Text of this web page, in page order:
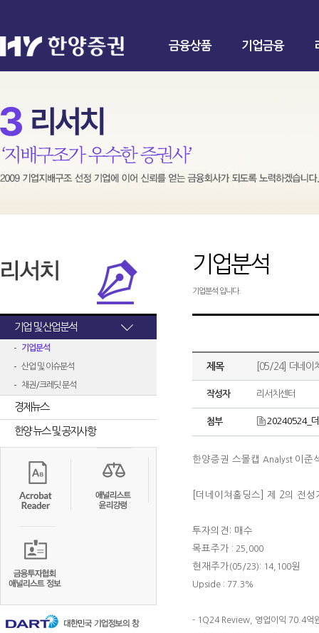
금융상품 기업금융
기업 및 산업분석
기업분석
산업 및 이슈분석
채권/크레딧 분석
경제뉴스
한양 뉴스 및 공지사항
기업분석
기업분석 입니다.
제목 [05/24] 더네이
작성자 리서치센터
첨부 20240524_
한양증권 스몰캡 Analyst 이준
[더네이쳐홀딩스] 제 2의 전성
투자의견: 매수
목표주가 : 25,000
현재주가(05/23): 14,100원
Upside : 77.3%
- 1Q24 Review, 영업이익 70.4억